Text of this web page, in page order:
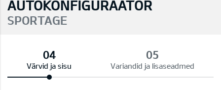
AUTOKONFIGURAATOR
SPORTAGE
Värvid ja sisu Variandid ja lisaseadmed